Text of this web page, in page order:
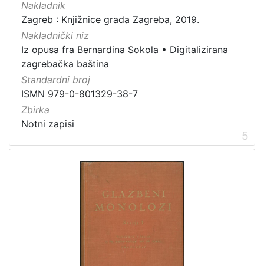
Nakladnik
Zagreb : Knjižnice grada Zagreba, 2019.
Nakladnički niz
Iz opusa fra Bernardina Sokola • Digitalizirana
zagrebačka baština
Standardni broj
ISMN 979-0-801329-38-7
Zbirka
Notni zapisi
5